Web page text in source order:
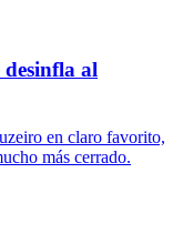
al
en claro favorito,
más cerrado.